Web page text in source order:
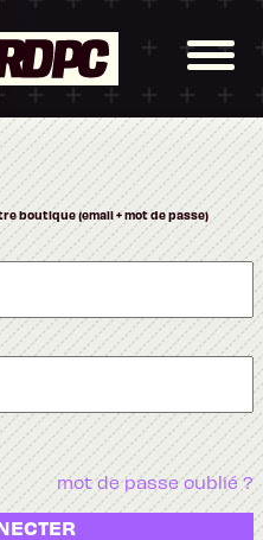
boutique (email + mot de passe)
mot de passe oublié ?